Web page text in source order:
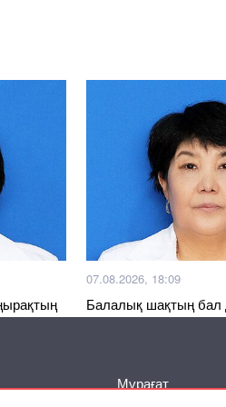
07.08.2026, 18:09
Балалық шақтың бал
Мұрағат